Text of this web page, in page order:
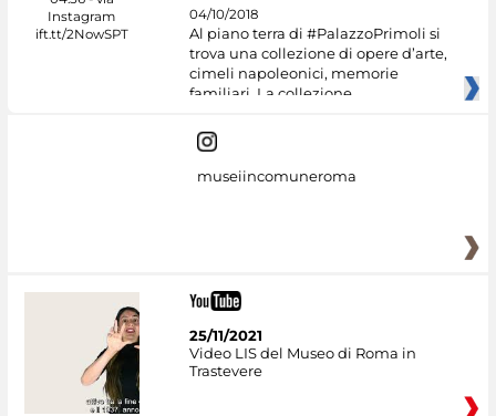
04/10/2018
Al piano terra di #PalazzoPrimoli si
trova una collezione di opere d’arte,
cimeli napoleonici, memorie
familiari. La collezione
museiincomuneroma
25/11/2021
Video LIS del Museo di Roma in
Trastevere